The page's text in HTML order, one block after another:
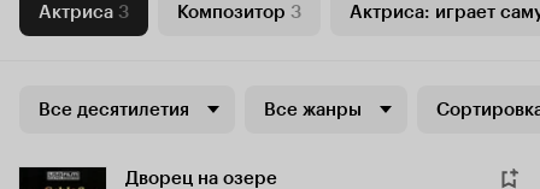
Актриса 3 Композитор 3 Актриса: играет
Все десятилетия Все жанры
Дворец на озере